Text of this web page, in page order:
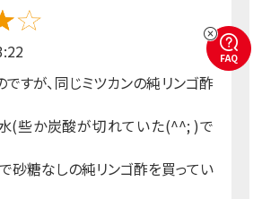
すが、同じミツカンの純リンゴ酢
(些か炭酸が切れていた(^^; )で
砂糖なしの純リンゴ酢を買ってい
FAQ